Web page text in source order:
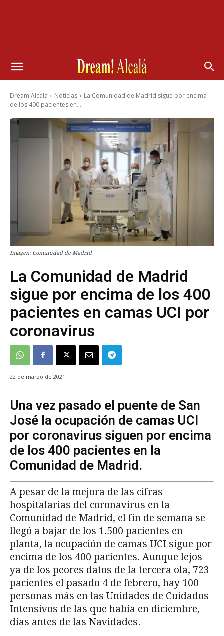
Dream Alcalá Noticias
La Comunidad de Madrid sigue por encima
de los 400 pacientes en...
Imagen: Comunidad de Madrid
La Comunidad de Madrid
sigue por encima de los 400
pacientes en camas UCI por
coronavirus
22 de marzo de 2021
Una vez pasado el puente de San
José la ocupación de camas UCI
por coronavirus siguen por encima
de los 400 pacientes en la
Comunidad de Madrid.
A pesar de la mejora de las cifras
hospitalarias del coronavirus en la
Comunidad de Madrid, el fin de semana se
llegó a bajar de los 1.500 pacientes en
planta, la ocupación de camas UCI sigue por
encima de los 400 pacientes. Aunque lejos
ya de los peores datos de la tercera ola, 723
pacientes el pasado 4 de febrero, hay 100
personas más en las Unidades de Cuidados
Intensivos de las que había en diciembre,
días antes de las Navidades.